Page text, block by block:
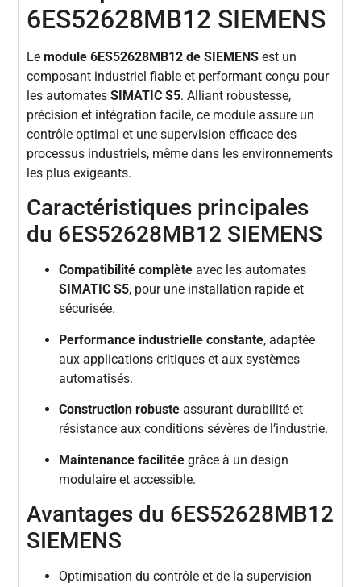
6ES52628MB12 SIEMENS
Lemodule 6ES52628MB12 de SIEMENS est un
composant industriel fiable et performant conçu pour
les automatesSIMATIC S5. Alliant robustesse,
précision et intégration facile, ce module assure un
contrôle optimal et une supervision efficace des
processus industriels, même dans les environnements
les plus exigeants.
Caractéristiques principales
du 6ES52628MB12 SIEMENS
Compatibilité complète avec les automates
SIMATIC S5, pour une installation rapide et
sécurisée.
Performance industrielle constante, adaptée
aux applications critiques et aux systèmes
automatisés.
Construction robuste assurant durabilité et
résistance aux conditions sévères de l’industrie.
Maintenance facilitée grâce à un design
modulaire et accessible.
Avantages du 6ES52628MB12
SIEMENS
Optimisation du contrôle et de la supervision